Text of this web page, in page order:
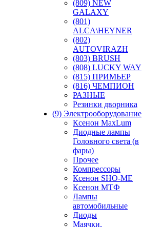
(809) NEW
GALAXY
(801)
ALCA\HEYNER
(802)
AUTOVIRAZH
(803) BRUSH
(808) LUCKY WAY
(815) ПРИМЬЕР
(816) ЧЕМПИОН
РАЗНЫЕ
Резинки дворника
(9) Электрооборудование
Ксенон MaxLum
Диодные лампы
Головного света (в
фары)
Прочее
Компрессоры
Ксенон SHO-ME
Ксенон МТФ
Лампы
автомобильные
Диоды
Маячки,